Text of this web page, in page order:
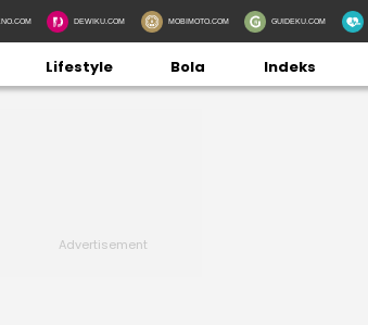
DEWIKU.COM MOBIMOTO.COM GUIDEKU.COM
Lifestyle Bola Indeks